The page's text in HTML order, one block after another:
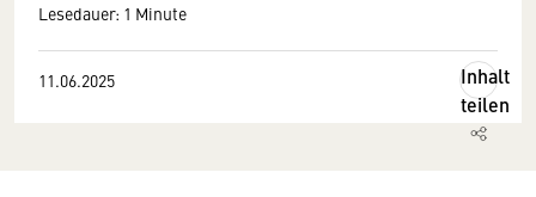
Lesedauer: 1 Minute
11.06.2025
Inhalt
teilen